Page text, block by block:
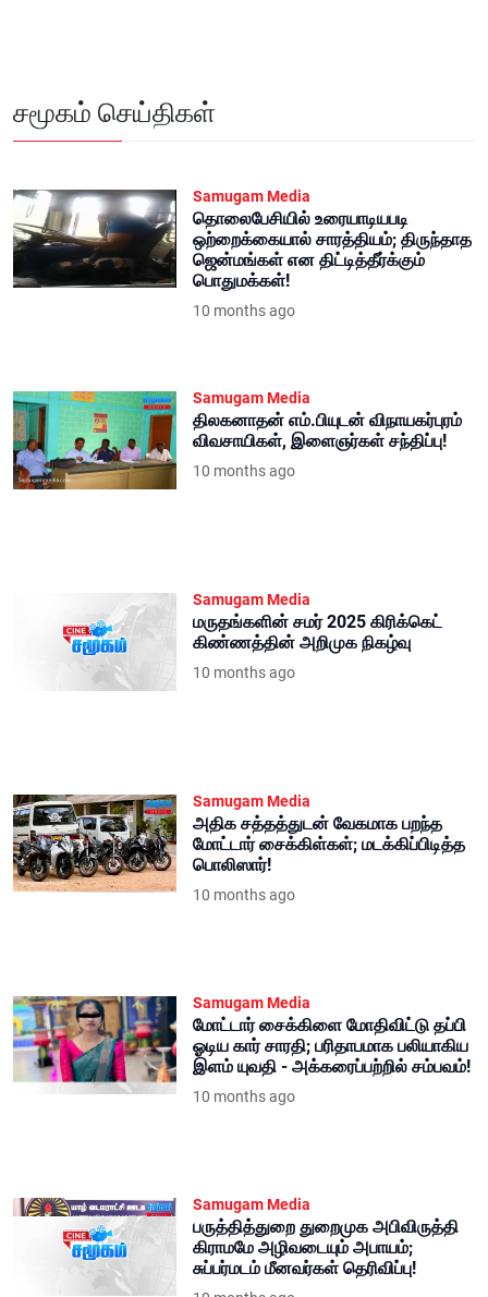
சமூகம் செய்திகள்
தொலைபேசியில் உரையாடியபடி
ஒற்றைக்கையால் சாரத்தியம்; திருந்தாத
ஜென்மங்கள் என திட்டித்தீர்க்கும்
பொதுமக்கள்!
10 months ago
திலகனாதன் எம்.பியுடன் விநாயகர்புரம்
விவசாயிகள், இளைஞர்கள் சந்திப்பு!
10 months ago
மருதங்களின் சமர் 2025 கிரிக்கெட்
கிண்ணத்தின் அறிமுக நிகழ்வு
10 months ago
அதிக சத்தத்துடன் வேகமாக பறந்த
மோட்டார் சைக்கிள்கள்; மடக்கிப்பிடித்த
பொலிஸார்!
மோட்டார் சைக்கிளை மோதிவிட்டு தப்பி
ஓடிய கார் சாரதி; பரிதாபமாக பலியாகிய
இளம் யுவதி - அக்கரைப்பற்றில் சம்பவம்!
10 months ago
பருத்தித்துறை துறைமுக அபிவிருத்தி
கிராமமே அழிவடையும் அபாயம்;
சுப்பர்மடம் மீனவர்கள் தெரிவிப்பு!